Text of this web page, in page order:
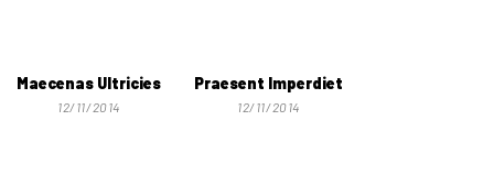
Maecenas Ultricies
12/11/2014
Praesent Imperdiet
12/11/2014